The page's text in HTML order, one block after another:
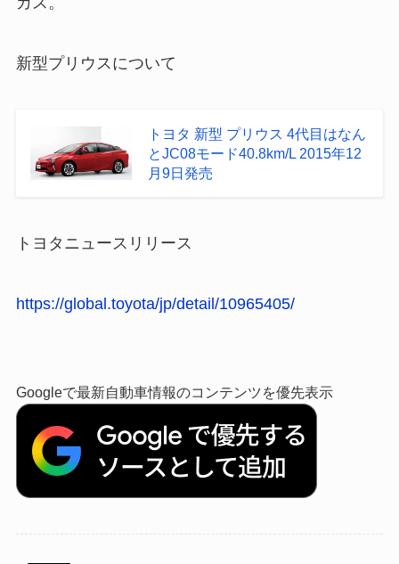
新型プリウスについて
トヨタ 新型 プリウス 4代目はなん
とJC08モード40.8km/L 2015年12
月9日発売
トヨタニュースリリース
https://global.toyota/jp/detail/10965405/
Googleで最新自動車情報のコンテンツを優先表示